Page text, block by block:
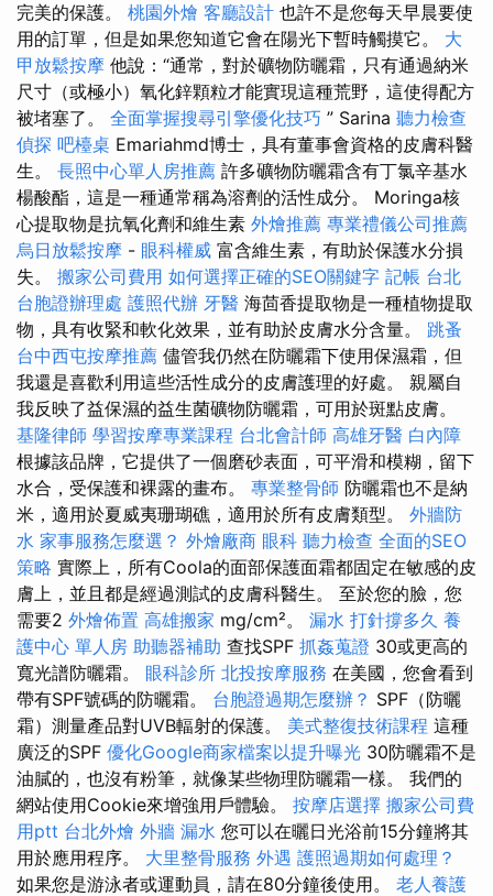
完美的保護。 桃園外燴 客廳設計 也許不是您每天早晨要使
用的訂單，但是如果您知道它會在陽光下暫時觸摸它。 大
甲放鬆按摩 他說：“通常，對於礦物防曬霜，只有通過納米
尺寸（或極小）氧化鋅顆粒才能實現這種荒野，這使得配方
被堵塞了。 全面掌握搜尋引擎優化技巧 ” Sarina 聽力檢查
偵探 吧檯桌 Emariahmd博士，具有董事會資格的皮膚科醫
生。 長照中心單人房推薦 許多礦物防曬霜含有丁氯辛基水
楊酸酯，這是一種通常稱為溶劑的活性成分。 Moringa核
心提取物是抗氧化劑和維生素 外燴推薦 專業禮儀公司推薦
烏日放鬆按摩 - 眼科權威 富含維生素，有助於保護水分損
失。 搬家公司費用 如何選擇正確的SEO關鍵字 記帳 台北
台胞證辦理處 護照代辦 牙醫 海茴香提取物是一種植物提取
物，具有收緊和軟化效果，並有助於皮膚水分含量。 跳蚤
台中西屯按摩推薦 儘管我仍然在防曬霜下使用保濕霜，但
我還是喜歡利用這些活性成分的皮膚護理的好處。 親屬自
我反映了益保濕的益生菌礦物防曬霜，可用於斑點皮膚。
基隆律師 學習按摩專業課程 台北會計師 高雄牙醫 白內障
根據該品牌，它提供了一個磨砂表面，可平滑和模糊，留下
水合，受保護和裸露的畫布。 專業整骨師 防曬霜也不是納
米，適用於夏威夷珊瑚礁，適用於所有皮膚類型。 外牆防
水 家事服務怎麼選？ 外燴廠商 眼科 聽力檢查 全面的SEO
策略 實際上，所有Coola的面部保護面霜都固定在敏感的皮
膚上，並且都是經過測試的皮膚科醫生。 至於您的臉，您
需要2 外燴佈置 高雄搬家 mg/cm²。 漏水 打針撐多久 養
護中心 單人房 助聽器補助 查找SPF 抓姦蒐證 30或更高的
寬光譜防曬霜。 眼科診所 北投按摩服務 在美國，您會看到
帶有SPF號碼的防曬霜。 台胞證過期怎麼辦？ SPF（防曬
霜）測量產品對UVB輻射的保護。 美式整復技術課程 這種
廣泛的SPF 優化Google商家檔案以提升曝光 30防曬霜不是
油膩的，也沒有粉筆，就像某些物理防曬霜一樣。 我們的
網站使用Cookie來增強用戶體驗。 按摩店選擇 搬家公司費
用ptt 台北外燴 外牆 漏水 您可以在曬日光浴前15分鐘將其
用於應用程序。 大里整骨服務 外遇 護照過期如何處理？
如果您是游泳者或運動員，請在80分鐘後使用。 老人養護